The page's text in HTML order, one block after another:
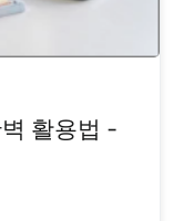
활용법 -